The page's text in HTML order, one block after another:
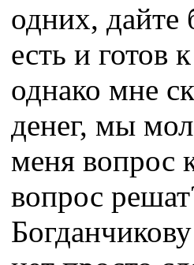
одних, дайте
есть и готов
однако мне
денег, мы
меня вопрос
вопрос